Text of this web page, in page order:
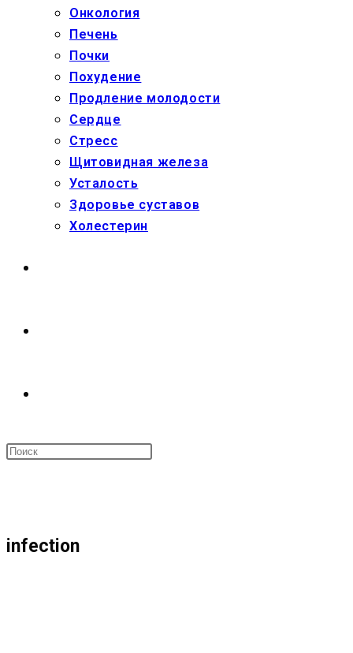
Онкология
Печень
Почки
Похудение
Продление молодости
Сердце
Стресс
Щитовидная железа
Усталость
Здоровье суставов
Холестерин
ПОИСК
infection